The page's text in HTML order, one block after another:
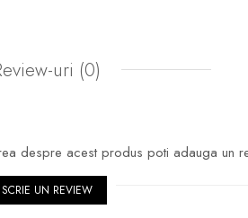
uri (0)
despre acest produs poti adauga un
SCRIE UN REVIEW